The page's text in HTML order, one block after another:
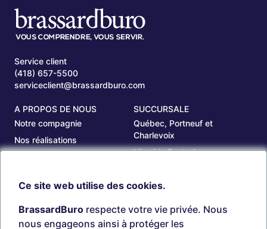
Service client
(418) 657-5500
serviceclient@brassardburo.com
A PROPOS DE NOUS
Notre compagnie
Nos réalisations
SUCCURSALE
Québec, Portneuf et
Charlevoix
Librairie Centrale
Sept-Îles
OUTILS
COMPTE
Ce site web utilise des cookies.
BrassardBuro respecte votre vie privée. Nous
nous engageons ainsi à protéger les